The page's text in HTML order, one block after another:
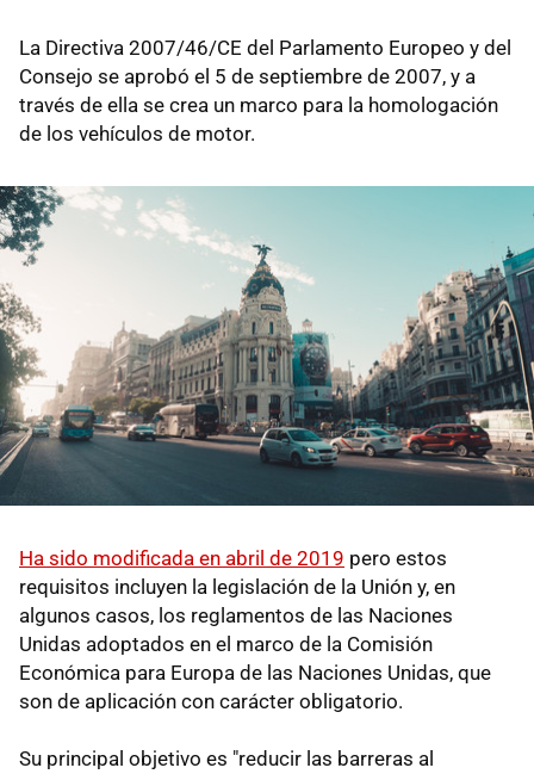
La Directiva 2007/46/CE del Parlamento Europeo y del
Consejo se aprobó el 5 de septiembre de 2007, y a
través de ella se crea un marco para la homologación
de los vehículos de motor.
Ha sido modificada en abril de 2019 pero estos
requisitos incluyen la legislación de la Unión y, en
algunos casos, los reglamentos de las Naciones
Unidas adoptados en el marco de la Comisión
Económica para Europa de las Naciones Unidas, que
son de aplicación con carácter obligatorio.
Su principal objetivo es "reducir las barreras al